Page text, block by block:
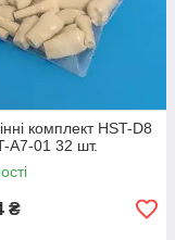
комплект HST-D8
A7-01 32 шт.
₴